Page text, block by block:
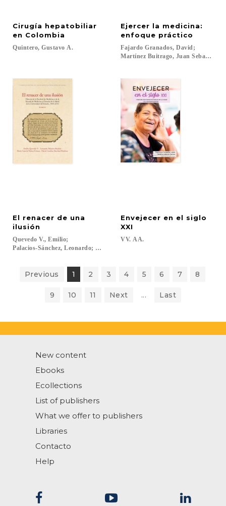
Cirugía hepatobiliar
en Colombia
Quintero, Gustavo A.
Ejercer la medicina:
enfoque práctico
Fajardo Granados, David;
Martínez Buitrago, Juan Sebastián;
El renacer de una
ilusión
Quevedo V., Emilio;
Palacios-Sánchez, Leonardo; Núñez-Gómez, María Camila; Sánchez-
Envejecer en el siglo
XXI
VV. AA.
Previous 1 2 3 4 5 6 7 8
9 10 11 Next ... Last
New content
Ebooks
Ecollections
List of publishers
What we offer to publishers
Libraries
Contacto
Help